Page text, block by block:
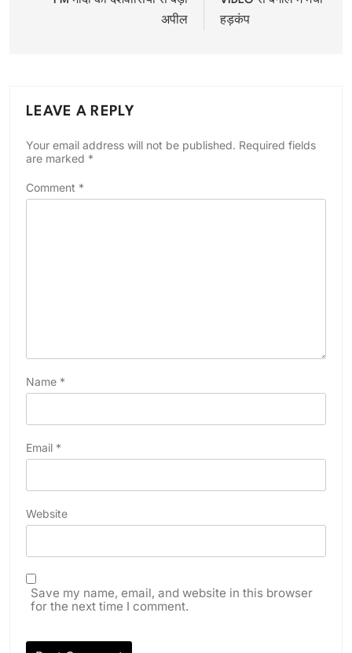
अपील
हड़कंप
LEAVE A REPLY
Your email address will not be published. Required fields
are marked *
Comment *
Name *
Email *
Website
Save my name, email, and website in this browser
for the next time I comment.